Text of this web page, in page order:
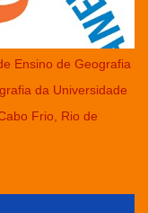
Ensino de Geografia
da Universidade
Frio, Rio de